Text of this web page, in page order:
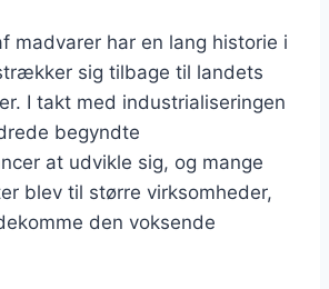
madvarer har en lang historie i
sig tilbage til landets
I takt med industrialiseringen
begyndte
at udvikle sig, og mange
blev til større virksomheder,
den voksende